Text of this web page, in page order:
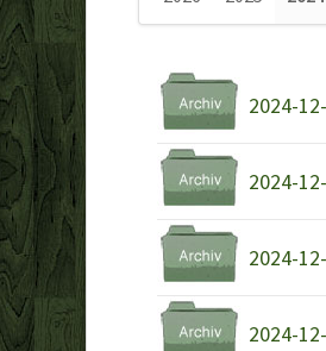
Navigation
überspringen2024-
2024-
2024-
2024-